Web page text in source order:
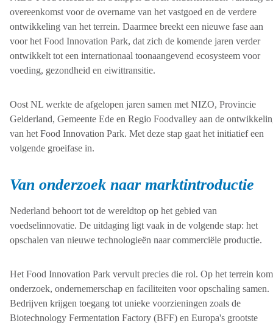
overeenkomst voor de overname van het vastgoed en de verdere
ontwikkeling van het terrein. Daarmee breekt een nieuwe fase aan
voor het Food Innovation Park, dat zich de komende jaren verder
ontwikkelt tot een internationaal toonaangevend ecosysteem voor
voeding, gezondheid en eiwittransitie.
Oost NL werkte de afgelopen jaren samen met NIZO, Provincie
Gelderland, Gemeente Ede en Regio Foodvalley aan de
van het Food Innovation Park. Met deze stap gaat het initiatief een
volgende groeifase in.
Van onderzoek naar marktintroductie
Nederland behoort tot de wereldtop op het gebied van
voedselinnovatie. De uitdaging ligt vaak in de volgende stap: het
opschalen van nieuwe technologieën naar commerciële productie.
Het Food Innovation Park vervult precies die rol. Op het terrein
onderzoek, ondernemerschap en faciliteiten voor opschaling samen.
Bedrijven krijgen toegang tot unieke voorzieningen zoals de
Biotechnology Fermentation Factory (BFF) en Europa's grootste